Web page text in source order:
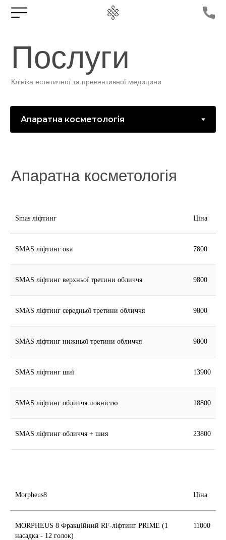
+38 095 577-5000
Інші оператори
Послуги
Клініка естетичної та превентивної медицини
Апаратна косметологія
Smas ліфтинг Ціна
SMAS ліфтинг ока 7800
SMAS ліфтинг верхньої третини обличчя 9800
SMAS ліфтинг середньої третини обличчя 9800
SMAS ліфтинг нижньої третини обличчя 9800
SMAS ліфтинг шиї 13900
SMAS ліфтинг обличчя повністю 18800
SMAS ліфтинг обличчя + шия 23800
Morpheus8 Ціна
MORPHEUS 8 Фракційний RF-ліфтинг PRIME (1
насадка - 12 голок)
11000